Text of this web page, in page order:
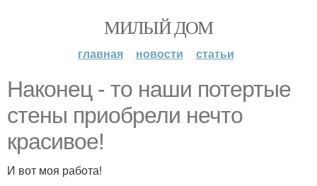
МИЛЫЙ ДОМ
главная новости статьи
Наконец - то наши потертые
стены приобрели нечто
красивое!
И вот моя работа!